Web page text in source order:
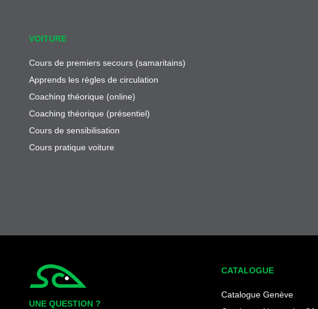
VOITURE
Cours de premiers secours (samaritains)
Apprends les règles de circulation
Coaching théorique (online)
Coaching théorique (présentiel)
Cours de sensibilisation
Cours pratique voiture
UNE QUESTION ?
CATALOGUE
Catalogue Genève